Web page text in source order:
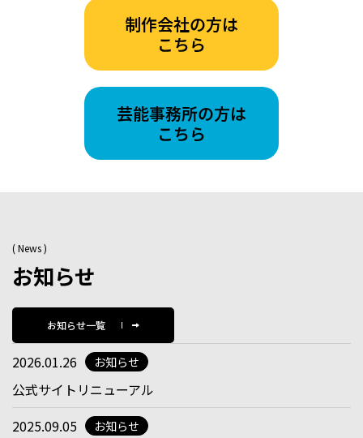
( News )
お知らせ
お知らせ一覧
2026.01.26 お知らせ
公式サイトリニューアル
2025.09.05
お知らせ